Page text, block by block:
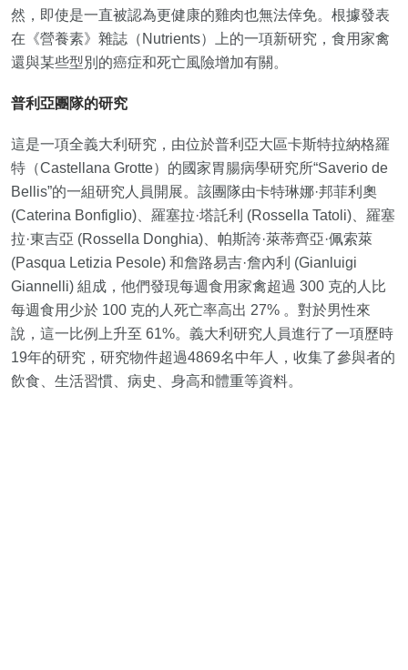
然，即使是一直被認為更健康的雞肉也無法倖免。根據發表
在《營養素》雜誌（Nutrients）上的一項新研究，食用家禽
還與某些型別的癌症和死亡風險增加有關。
普利亞團隊的研究
這是一項全義大利研究，由位於普利亞大區卡斯特拉納格羅
特（Castellana Grotte）的國家胃腸病學研究所“Saverio de
Bellis”的一組研究人員開展。該團隊由卡特琳娜·邦菲利奧
(Caterina Bonfiglio)、羅塞拉·塔託利 (Rossella Tatoli)、羅塞
拉·東吉亞 (Rossella Donghia)、帕斯誇·萊蒂齊亞·佩索萊
(Pasqua Letizia Pesole) 和詹路易吉·詹內利 (Gianluigi
Giannelli) 組成，他們發現每週食用家禽超過 300 克的人比
每週食用少於 100 克的人死亡率高出 27% 。對於男性來
說，這一比例上升至 61%。義大利研究人員進行了一項歷時
19年的研究，研究物件超過4869名中年人，收集了參與者的
飲食、生活習慣、病史、身高和體重等資料。